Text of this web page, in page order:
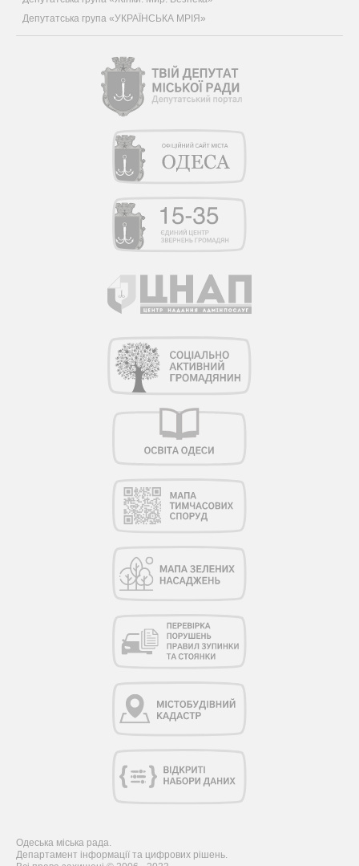
Депутатська група «УКРАЇНСЬКА МРІЯ»
Одеська міська рада.
Департамент інформації та цифрових рішень.